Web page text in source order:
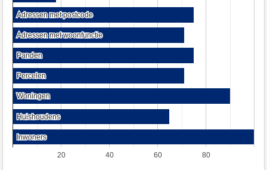
20 40 60 80
Adressen met postcode
Adressen met postcode
Adressen met woonfunctie
Adressen met woonfunctie
Panden
Panden
Percelen
Percelen
Woningen
Woningen
Huishoudens
Huishoudens
Inwoners
Inwoners